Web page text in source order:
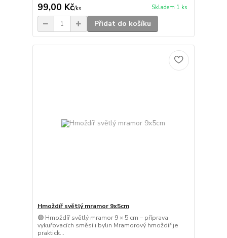
99,00 Kč/ks Skladem 1 ks
Přidat do košíku
Hmoždíř světlý mramor 9x5cm
🟣 Hmoždíř světlý mramor 9 × 5 cm – příprava
vykuřovacích směsí i bylin Mramorový hmoždíř je
praktick...